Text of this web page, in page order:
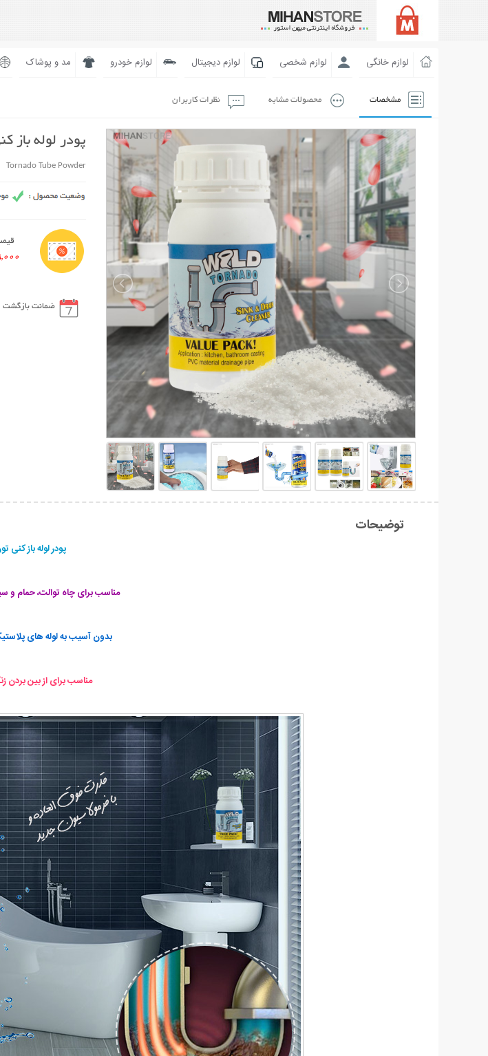
لوازم خانگی لوازم شخصی لوازم دیجیتال لوازم خودرو مد و پوشاک
مشخصات محصولات مشابه نظرات کاربران
پودر لوله باز
Tornado Tube Powder
ضمانت بازگشت
توضیحات
پودر لوله باز کنی
مناسب برای چاه توالت، حمام
بدون آسیب به لوله های
مناسب برای از بین بردن